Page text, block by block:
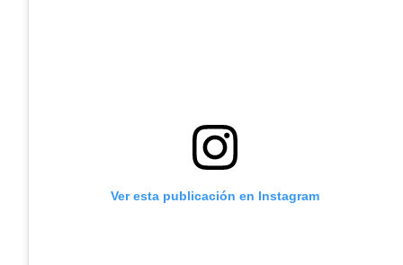
Ver esta publicación en Instagram